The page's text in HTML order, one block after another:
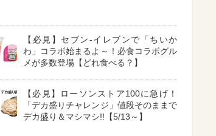
【必見】セブン-イレブンで「ちいか
わ」コラボ始まるよ～！必食コラボグル
メが多数登場【どれ食べる？】
【必見】ローソンストア100に急げ！
「デカ盛りチャレンジ」値段そのままで
デカ盛り＆マシマシ!!【5/13～】